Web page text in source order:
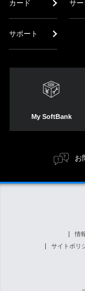
カード サー
サポート
My SoftBank
お
情
サイトポリ